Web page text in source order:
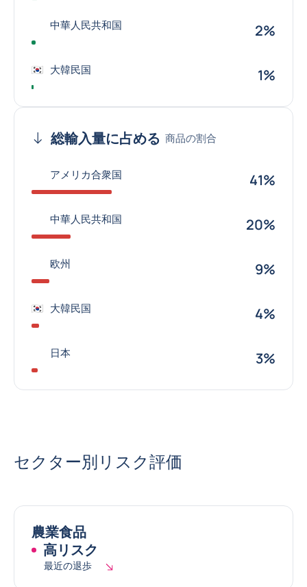
中華人民共和国 2%
大韓民国 1%
総輸入量に占める 商品の割合
アメリカ合衆国 41%
中華人民共和国 20%
欧州 9%
大韓民国 4%
日本 3%
セクター別リスク評価
農業食品
高リスク
最近の退歩